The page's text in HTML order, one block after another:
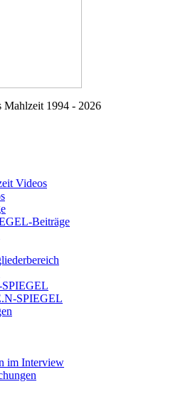
1994 - 2026
Videos
Beiträge
SPIEGEL
im Interview